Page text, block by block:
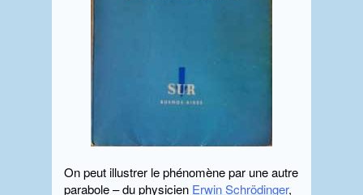
On peut illustrer le phénomène par une autre
parabole – du physicien Erwin Schrödinger,